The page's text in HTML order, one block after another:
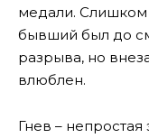
медали. Слишком
бывший был до
разрыва, но
влюблен.
Гнев –